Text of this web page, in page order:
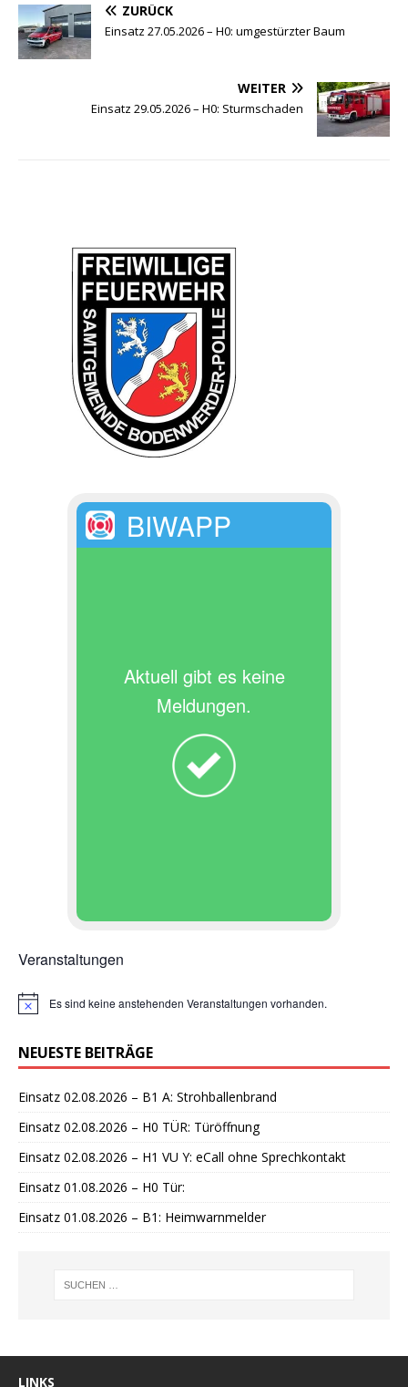
ZURÜCK
Einsatz 27.05.2026 – H0: umgestürzter Baum
WEITER
Einsatz 29.05.2026 – H0: Sturmschaden
BIWAPP
Aktuell gibt es keine
Meldungen.
Veranstaltungen
H
w
e
s
Es sind keine anstehenden Veranstaltungen vorhanden.
NEUESTE BEITRÄGE
Einsatz 02.08.2026 – B1 A: Strohballenbrand
Einsatz 02.08.2026 – H0 TÜR: Türöffnung
Einsatz 02.08.2026 – H1 VU Y: eCall ohne Sprechkontakt
Einsatz 01.08.2026 – H0 Tür:
Einsatz 01.08.2026 – B1: Heimwarnmelder
LINKS